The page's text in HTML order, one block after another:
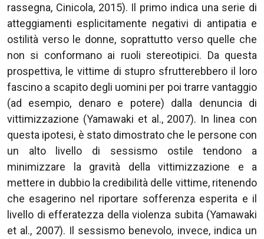
rassegna, Cinicola, 2015). Il primo indica una serie di
atteggiamenti esplicitamente negativi di antipatia e
ostilità verso le donne, soprattutto verso quelle che
non si conformano ai ruoli stereotipici. Da questa
prospettiva, le vittime di stupro sfrutterebbero il loro
fascino a scapito degli uomini per poi trarre vantaggio
(ad esempio, denaro e potere) dalla denuncia di
vittimizzazione (Yamawaki et al., 2007). In linea con
questa ipotesi, è stato dimostrato che le persone con
un alto livello di sessismo ostile tendono a
minimizzare la gravità della vittimizzazione e a
mettere in dubbio la credibilità delle vittime, ritenendo
che esagerino nel riportare sofferenza esperita e il
livello di efferatezza della violenza subita (Yamawaki
et al., 2007). Il sessismo benevolo, invece, indica un